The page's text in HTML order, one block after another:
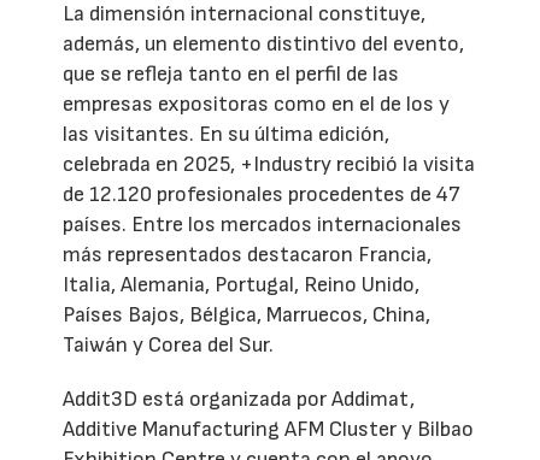
La dimensión internacional constituye,
además, un elemento distintivo del evento,
que se refleja tanto en el perfil de las
empresas expositoras como en el de los y
las visitantes. En su última edición,
celebrada en 2025, +Industry recibió la visita
de 12.120 profesionales procedentes de 47
países. Entre los mercados internacionales
más representados destacaron Francia,
Italia, Alemania, Portugal, Reino Unido,
Países Bajos, Bélgica, Marruecos, China,
Taiwán y Corea del Sur.
Addit3D está organizada por Addimat,
Additive Manufacturing AFM Cluster y Bilbao